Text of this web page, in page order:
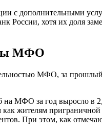
с дополнительными
России, хотя их доля
МФО
МФО, за
МФО за год выросло в
жителям
При этом, как